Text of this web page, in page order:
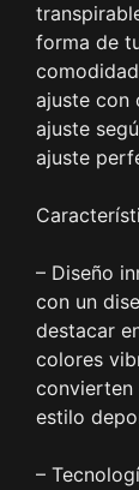
forma de
ajuste con
ajuste
ajuste
– Diseño
con un
destacar
colores
convierten
estilo
–